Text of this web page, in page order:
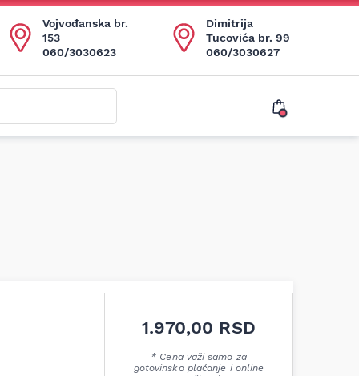
Vojvođanska br.
153
060/3030623
Dimitrija
Tucovića br. 99
060/3030627
1.970,00 RSD
* Cena važi samo za
gotovinsko plaćanje i online